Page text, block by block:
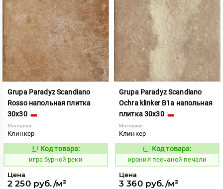
Grupa Paradyz Scandiano
Rosso напольная плитка
30x30
Материал:
Клинкер
547829
Код товара:
игра бурной реки
Цена
2 250 руб./м²
Grupa Paradyz Scandiano
Ochra klinker B1a напольная
плитка 30x30
Материал:
Клинкер
1102820
Код товара:
ирония песчаной печали
Цена
3 360 руб./м²